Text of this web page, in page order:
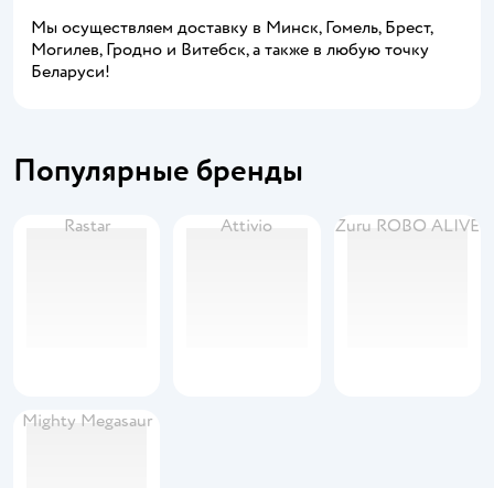
Мы осуществляем доставку в Минск, Гомель, Брест,
Могилев, Гродно и Витебск, а также в любую точку
Беларуси!
Популярные бренды
Rastar Attivio Zuru ROBO ALIVE
Mighty Megasaur